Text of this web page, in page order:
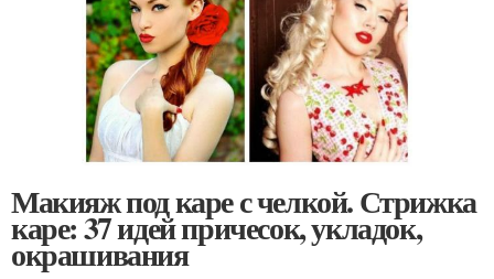
Макияж под каре с челкой. Стрижка
каре: 37 идей причесок, укладок,
окрашивания